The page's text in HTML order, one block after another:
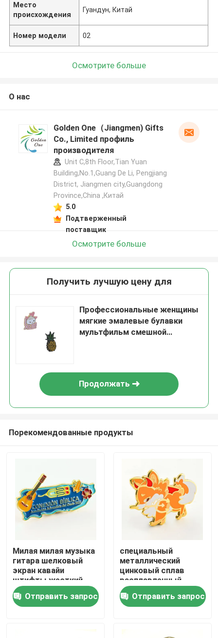
Главная страница
Продукция
Место
происхождения
Гуандун, Китай
Номер модели 02
Осмотрите больше
О нас
Golden One（Jiangmen) Gifts
Co., Limited профиль
производителя
Unit C,8th Floor,Tian Yuan
Building,No.1,Guang De Li, Pengjiang
District, Jiangmen city,Guangdong
Province,China ,Китай
5.0
Подтверженный
поставщик
Осмотрите больше
Получить лучшую цену для
Профессиональные женщины
мягкие эмалевые булавки
мультфильм смешной
Продолжать
Порекомендованные продукты
Милая милая музыка
гитара шелковый
экран кавайи
штифты жесткий
мультфильм
эмалированный на
заказ штифты
Отправить запрос
специальный
металлический
цинковый сплав
расплавленный
штифты ремня
картинный аниме
собачьей формы
Отправить запрос